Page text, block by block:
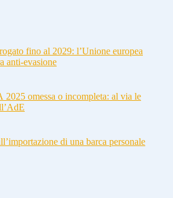
fino al 2029: l’Unione europea
anti-evasione
omessa o incompleta: al via le
di una barca personale